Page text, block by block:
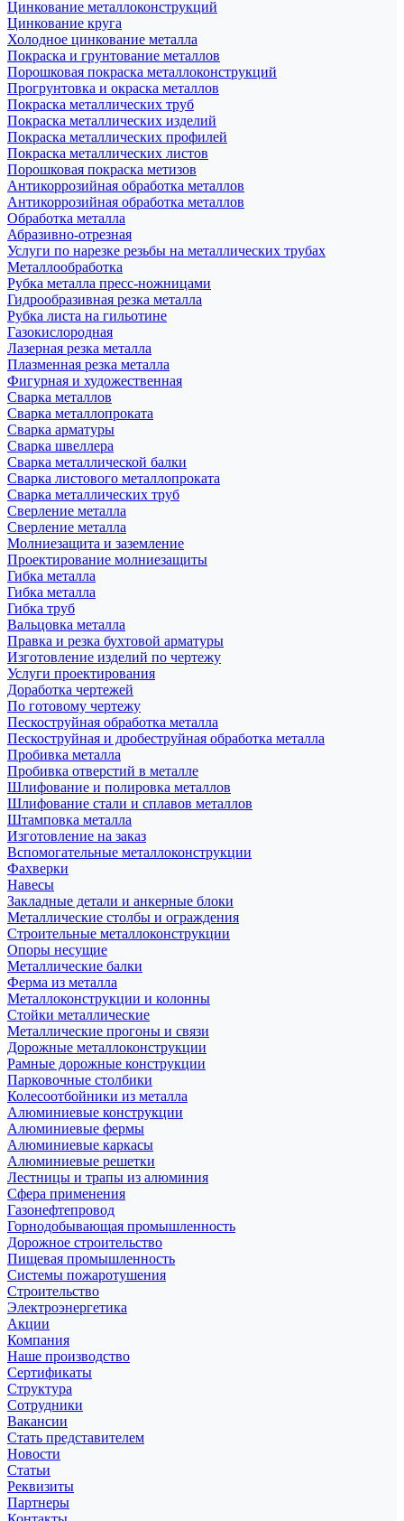
Цинкование металлоконструкций
Цинкование круга
Холодное цинкование металла
Покраска и грунтование металлов
Порошковая покраска металлоконструкций
Прогрунтовка и окраска металлов
Покраска металлических труб
Покраска металлических изделий
Покраска металлических профилей
Покраска металлических листов
Порошковая покраска метизов
Антикоррозийная обработка металлов
Антикоррозийная обработка металлов
Обработка металла
Абразивно-отрезная
Услуги по нарезке резьбы на металлических трубах
Металлообработка
Рубка металла пресс-ножницами
Гидрообразивная резка металла
Рубка листа на гильотине
Газокислородная
Лазерная резка металла
Плазменная резка металла
Фигурная и художественная
Сварка металлов
Сварка металлопроката
Сварка арматуры
Сварка швеллера
Сварка металлической балки
Сварка листового металлопроката
Сварка металлических труб
Сверление металла
Сверление металла
Молниезащита и заземление
Проектирование молниезащиты
Гибка металла
Гибка металла
Гибка труб
Вальцовка металла
Правка и резка бухтовой арматуры
Изготовление изделий по чертежу
Услуги проектирования
Доработка чертежей
По готовому чертежу
Пескоструйная обработка металла
Пескоструйная и дробеструйная обработка металла
Пробивка металла
Пробивка отверстий в металле
Шлифование и полировка металлов
Шлифование стали и сплавов металлов
Штамповка металла
Изготовление на заказ
Вспомогательные металлоконструкции
Фахверки
Навесы
Закладные детали и анкерные блоки
Металлические столбы и ограждения
Строительные металлоконструкции
Опоры несущие
Металлические балки
Ферма из металла
Металлоконструкции и колонны
Стойки металлические
Металлические прогоны и связи
Дорожные металлоконструкции
Рамные дорожные конструкции
Парковочные столбики
Колесоотбойники из металла
Алюминиевые конструкции
Алюминиевые фермы
Алюминиевые каркасы
Алюминиевые решетки
Лестницы и трапы из алюминия
Сфера применения
Газонефтепровод
Горнодобывающая промышленность
Дорожное строительство
Пищевая промышленность
Системы пожаротушения
Строительство
Электроэнергетика
Акции
Компания
Наше производство
Сертификаты
Структура
Сотрудники
Вакансии
Стать представителем
Новости
Статьи
Реквизиты
Партнеры